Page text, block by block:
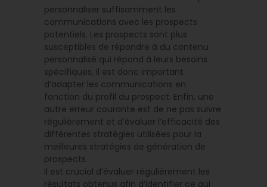
personnaliser suffisamment les
communications avec les prospects
potentiels. Les prospects sont plus
susceptibles de répondre à du contenu
personnalisé qui répond à leurs besoins
spécifiques, il est donc important
d’adapter les communications en
fonction du profil du prospect. Enfin, une
autre erreur courante est de ne pas suivre
régulièrement et d’évaluer l’efficacité des
différentes stratégies utilisées pour la
meilleures stratégies de génération de
prospects.
Il est crucial d’évaluer régulièrement les
résultats obtenus afin d’identifier ce qui